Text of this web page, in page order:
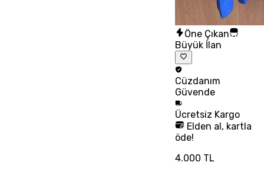
Öne Çıkan
Büyük İlan
Cüzdanım
Güvende
Ücretsiz Kargo
Elden al, kartla
öde!
4.000 TL